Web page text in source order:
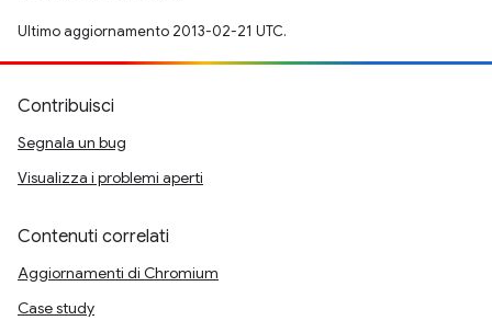
Ultimo aggiornamento 2013-02-21 UTC.
Contribuisci
Segnala un bug
Visualizza i problemi aperti
Contenuti correlati
Aggiornamenti di Chromium
Case study